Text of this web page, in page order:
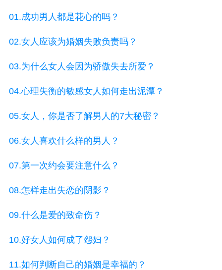
01.成功男人都是花心的吗？
02.女人应该为婚姻失败负责吗？
03.为什么女人会因为骄傲失去所爱？
04.心理失衡的敏感女人如何走出泥潭？
05.女人，你是否了解男人的7大秘密？
06.女人喜欢什么样的男人？
07.第一次约会要注意什么？
08.怎样走出失恋的阴影？
09.什么是爱的致命伤？
10.好女人如何成了怨妇？
11.如何判断自己的婚姻是幸福的？